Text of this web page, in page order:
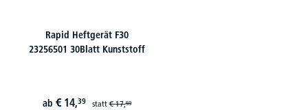
Rapid Heftgerät F30
23256501 30Blatt Kunststoff
ab € 14,39 statt€ 17,59